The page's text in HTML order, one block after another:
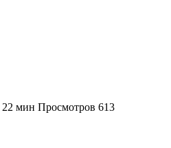
22 мин Просмотров 613